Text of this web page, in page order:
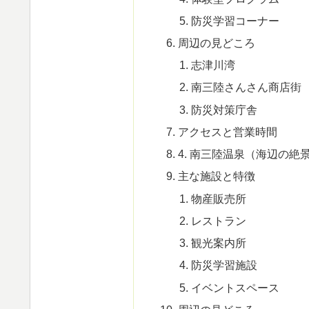
防災学習コーナー
周辺の見どころ
志津川湾
南三陸さんさん商店街
防災対策庁舎
アクセスと営業時間
4. 南三陸温泉（海辺の絶
主な施設と特徴
物産販売所
レストラン
観光案内所
防災学習施設
イベントスペース